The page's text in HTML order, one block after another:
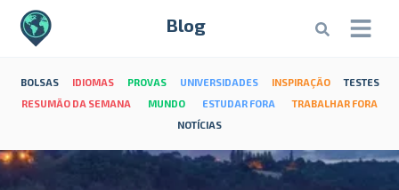
Blog
BOLSAS IDIOMAS PROVAS UNIVERSIDADES INSPIRAÇÃO
TESTES
RESUMÃO DA SEMANA
MUNDO ESTUDAR FORA
TRABALHAR FORA
NOTÍCIAS